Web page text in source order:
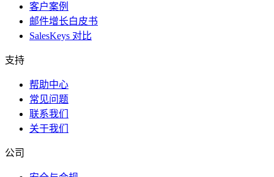
客户案例
邮件增长白皮书
SalesKeys 对比
支持
帮助中心
常见问题
联系我们
关于我们
公司